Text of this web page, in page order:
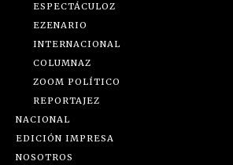
ESPECTÁCULOZ
EZENARIO
INTERNACIONAL
COLUMNAZ
ZOOM POLÍTICO
REPORTAJEZ
NACIONAL
EDICIÓN IMPRESA
NOSOTROS